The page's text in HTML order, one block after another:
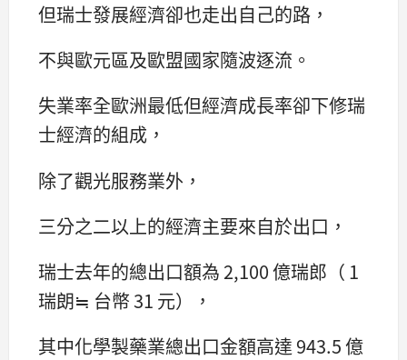
但瑞士發展經濟卻也走出自己的路，
不與歐元區及歐盟國家隨波逐流。
失業率全歐洲最低但經濟成長率卻下修瑞
士經濟的組成，
除了觀光服務業外，
三分之二以上的經濟主要來自於出口，
瑞士去年的總出口額為 2,100 億瑞郎（ 1
瑞朗≒ 台幣 31 元），
其中化學製藥業總出口金額高達 943.5 億